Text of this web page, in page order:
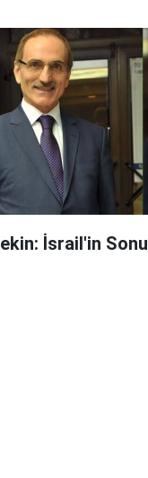
İsrail'in Sonu